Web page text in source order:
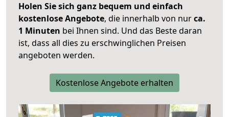
Holen Sie sich ganz bequem und einfach
kostenlose Angebote, die innerhalb von nurca.
1 Minuten bei Ihnen sind. Und das Beste daran
ist, dass all dies zu erschwinglichen Preisen
angeboten werden.
Kostenlose Angebote erhalten